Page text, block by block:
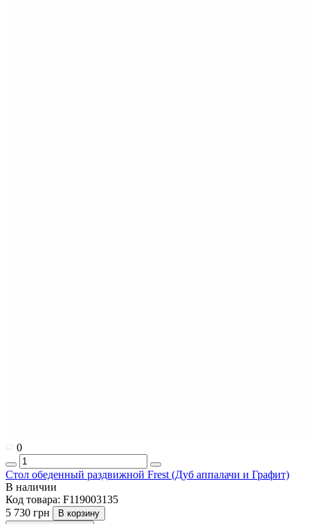
0
Стол обеденный раздвижной Frest (Дуб аппалачи и Графит)
В наличии
Код товара: F119003135
5 730 грн
В корзину